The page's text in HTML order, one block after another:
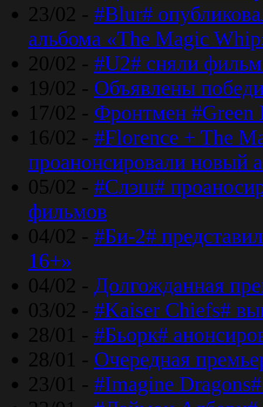
23/02 - #Blur#
альбома «The Magic
20/02 - #U2# сняли
19/02 - Объявлены
17/02 - Фронтмен #Green
16/02 - #Florence + The
проанонсировали новый
05/02 - #Слэш#
фильмов
04/02 - #Би-2#
16+»
04/02 - Долгожданная
03/02 - #Kaiser Chiefs#
28/01 - #Бьорк#
28/01 - Очередная
23/01 - #Imagine